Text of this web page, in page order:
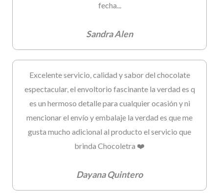
fecha...
Sandra Alen
Excelente servicio, calidad y sabor del chocolate
espectacular, el envoltorio fascinante la verdad es q
es un hermoso detalle para cualquier ocasión y ni
mencionar el envío y embalaje la verdad es que me
gusta mucho adicional al producto el servicio que
brinda Chocoletra ❤️
Dayana Quintero